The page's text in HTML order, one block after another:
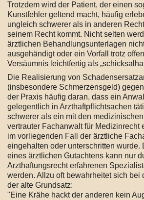
Trotzdem wird der Patient, der einen
Kunstfehler geltend macht, häufig
ungleich schwerer als in anderen
seinem Recht kommt. Nicht selten
ärztlichen Behandlungsunterlagen
ausgehändigt oder ein Vorfall trotz
Versäumnis leichtfertig als
Die Realisierung von
(insbesondere Schmerzensgeld)
der Praxis häufig daran, dass ein
gelegentlich in Arzthaftpflichtsachen
schwerer als ein mit den
vertrauter Fachanwalt für Medizinrecht
im vorliegenden Fall der ärztliche
eingehalten oder unterschritten wurde.
eines ärztlichen Gutachtens kann nur
Arzthaftungsrecht erfahrenen
werden. Allzu oft bewahrheitet sich bei
der alte Grundsatz:
"Eine Krähe hackt der anderen kein